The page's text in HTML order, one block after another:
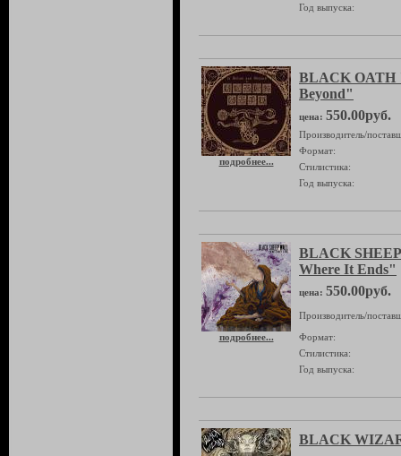
Год выпуска:
подробнее...
BLACK OATH
Beyond"
цена: 550.00руб.
Производитель/
Формат:
Стилистика:
Год выпуска:
подробнее...
BLACK
Where It Ends"
цена: 550.00руб.
Производитель/
Формат:
Стилистика:
Год выпуска:
BLACK